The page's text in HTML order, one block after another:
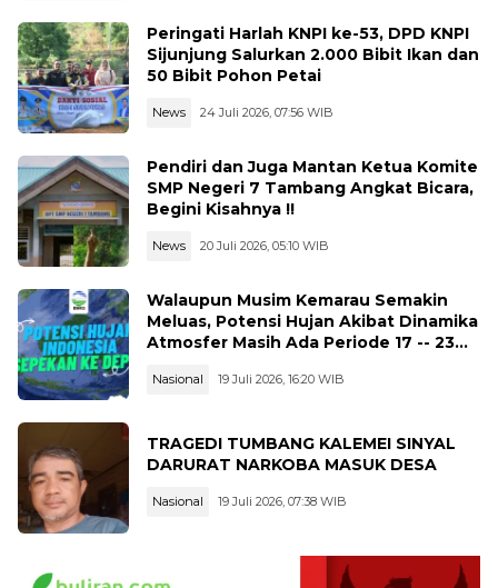
Peringati Harlah KNPI ke-53, DPD KNPI
Sijunjung Salurkan 2.000 Bibit Ikan dan
50 Bibit Pohon Petai
News 24 Juli 2026, 07:56 WIB
Pendiri dan Juga Mantan Ketua Komite
SMP Negeri 7 Tambang Angkat Bicara,
Begini Kisahnya !!
News 20 Juli 2026, 05:10 WIB
Walaupun Musim Kemarau Semakin
Meluas, Potensi Hujan Akibat Dinamika
Atmosfer Masih Ada Periode 17 -- 23
Nasional 19 Juli 2026, 16:20 WIB
TRAGEDI TUMBANG KALEMEI SINYAL
DARURAT NARKOBA MASUK DESA
Nasional 19 Juli 2026, 07:38 WIB